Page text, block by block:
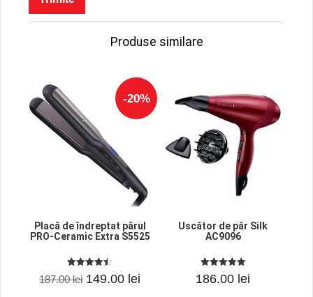
Produse similare
-20%
Placă de îndreptat părul
PRO-Ceramic Extra S5525
4.46
out of 5
187.00lei Prețul
149.00 lei
Uscător de păr Silk
AC9096
5.00
out of 5
186.00 lei